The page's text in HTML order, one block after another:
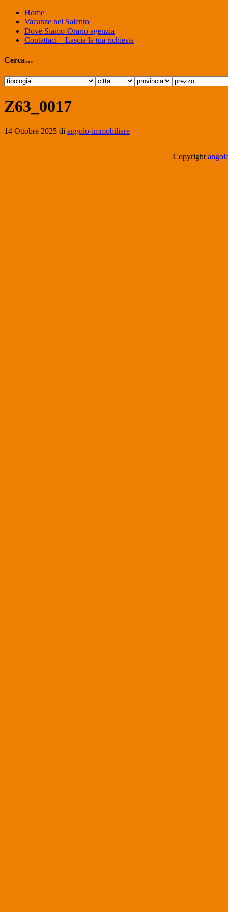
Home
Vacanze nel Salento
Dove Siamo-Orario agenzia
Contattaci – Lascia la tua richiesta
Cerca…
Z63_0017
14 Ottobre 2025 di angolo-immobiliare
Copyright